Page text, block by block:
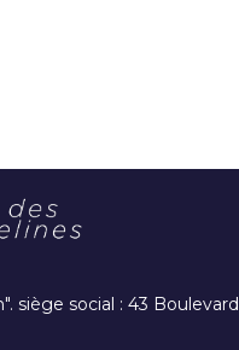
social : 43